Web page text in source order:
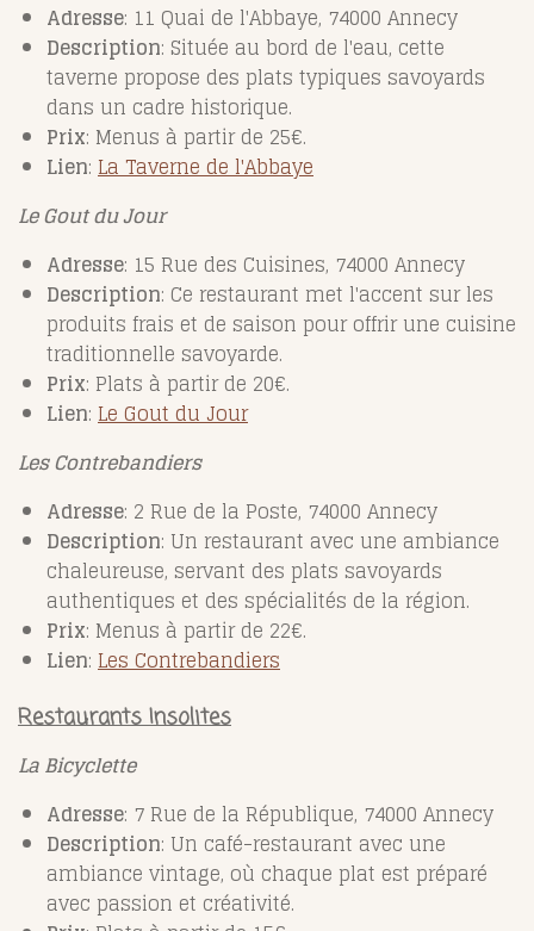
Adresse: 11 Quai de l'Abbaye, 74000 Annecy
Description: Située au bord de l'eau, cette
taverne propose des plats typiques savoyards
dans un cadre historique.
Prix: Menus à partir de 25€.
Lien: LaTavernedel'Abbaye
Le Gout du Jour
Adresse: 15 Rue des Cuisines, 74000 Annecy
Description: Ce restaurant met l'accent sur les
produits frais et de saison pour offrir une cuisine
traditionnelle savoyarde.
Prix: Plats à partir de 20€.
Lien: LeGoutduJour
Les Contrebandiers
Adresse: 2 Rue de la Poste, 74000 Annecy
Description: Un restaurant avec une ambiance
chaleureuse, servant des plats savoyards
authentiques et des spécialités de la région.
Prix: Menus à partir de 22€.
Lien: LesContrebandiers
Restaurants Insolites
La Bicyclette
Adresse: 7 Rue de la République, 74000 Annecy
Description: Un café-restaurant avec une
ambiance vintage, où chaque plat est préparé
avec passion et créativité.